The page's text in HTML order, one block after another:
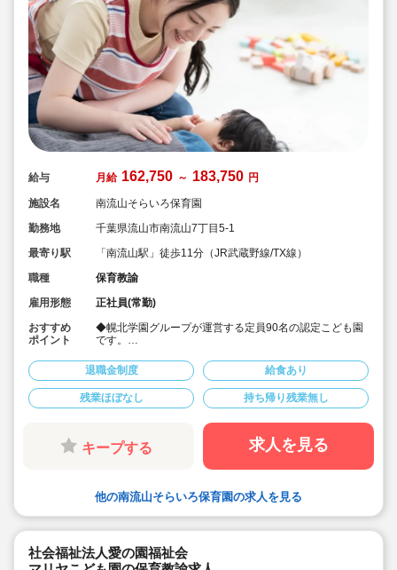
給与 月給 162,750 ～ 183,750 円
施設名
南流山そらいろ保育園
勤務地
千葉県流山市南流山7丁目5-1
最寄り駅
「南流山駅」徒歩11分（JR武蔵野線/TX線）
職種
保育教諭
雇用形態
正社員(常勤)
おすすめ
ポイント
◆幌北学園グループが運営する定員90名の認定こども園
です。
◆乳児クラスのフリー保育士として勤務していただきま
す。
◆オーストラリアなど海外での保育体験でスキルアップ
ができます。
退職金制度 給食あり
残業ほぼなし 持ち帰り残業無し
キープする 求人を見る
他の南流山そらいろ保育園の求人を見る
社会福祉法人愛の園福祉会